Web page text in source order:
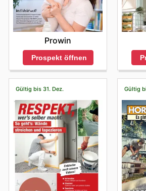
Prowin
Prospekt öffnen
Gültig bis 31. Dez. Gültig